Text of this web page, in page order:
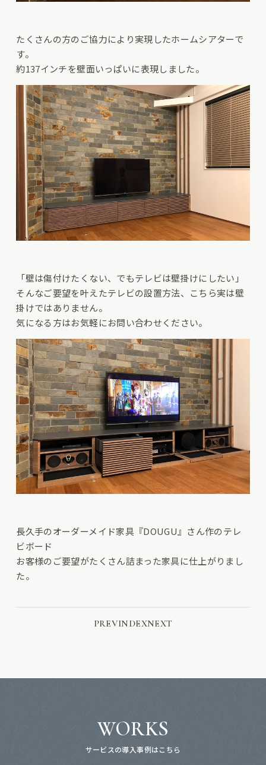
たくさんの方のご協力により実現したホームシアターで
す。
約137インチを壁面いっぱいに表現しました。
「壁は傷付けたくない、でもテレビは壁掛けにしたい」
そんなご要望を叶えたテレビの設置方法、こちら実は壁
掛けではありません。
気になる方はお気軽にお問い合わせください。
長久手のオーダーメイド家具『DOUGU』さん作のテレ
ビボード
お客様のご要望がたくさん詰まった家具に仕上がりまし
た。
PREVINDEXNEXT
WORKS
サービスの導入事例はこちら